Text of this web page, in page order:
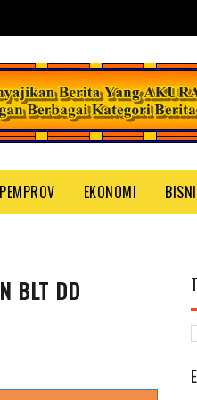
PEMPROV EKONOMI
BLT DD